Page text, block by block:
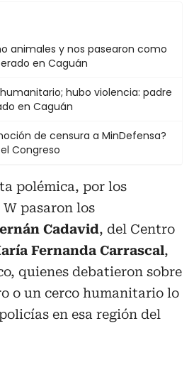
animales y nos pasearon como
en Caguán
hubo violencia: padre
en Caguán
de censura a MinDefensa?
Congreso
polémica, por los
pasaron los
Cadavid, del Centro
Fernanda Carrascal,
quienes debatieron sobre
o un cerco humanitario lo
en esa región del